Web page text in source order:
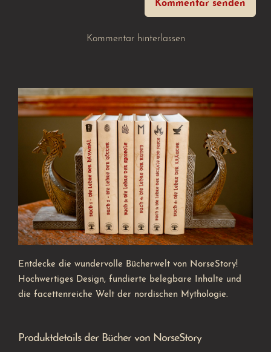
Kommentar senden
Kommentar hinterlassen
Entdecke die wundervolle Bücherwelt von NorseStory!
Hochwertiges Design, fundierte belegbare Inhalte und
die facettenreiche Welt der nordischen Mythologie.
Produktdetails der Bücher von NorseStory